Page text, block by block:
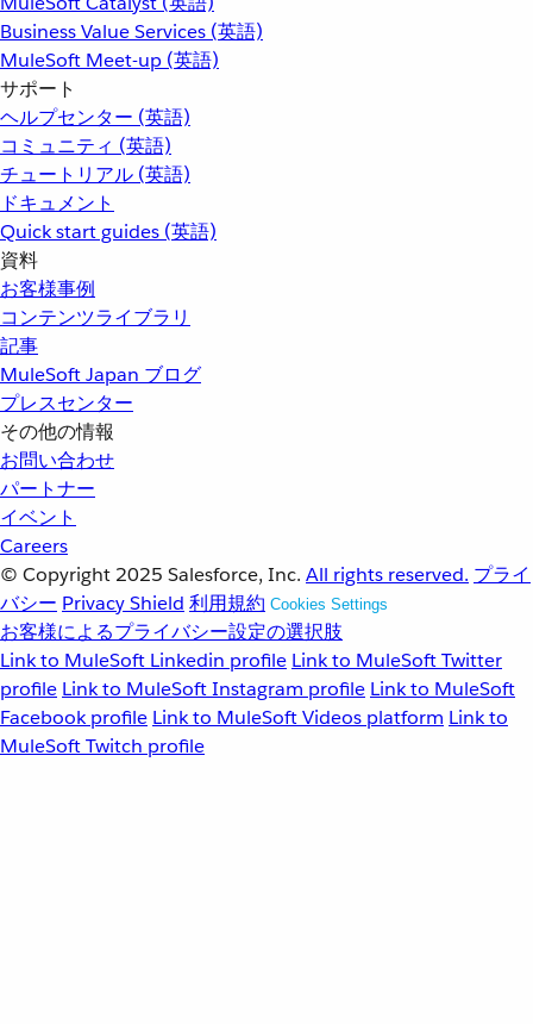
Business Value Services (英語)
MuleSoft Meet-up (英語)
サポート
ヘルプセンター (英語)
コミュニティ (英語)
チュートリアル (英語)
ドキュメント
Quick start guides (英語)
資料
お客様事例
コンテンツライブラリ
記事
MuleSoft Japan ブログ
プレスセンター
その他の情報
お問い合わせ
パートナー
イベント
Careers
© Copyright 2025 Salesforce, Inc. All rights reserved. プライ
バシー Privacy Shield 利用規約 Cookies Settings
お客様によるプライバシー設定の選択肢
Link to MuleSoft Linkedin profile Link to MuleSoft Twitter
profile Link to MuleSoft Instagram profile Link to MuleSoft
Facebook profile Link to MuleSoft Videos platform Link to
MuleSoft Twitch profile